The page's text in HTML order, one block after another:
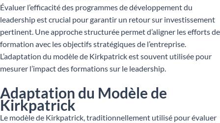
Évaluer l’efficacité des programmes de développement du
leadership est crucial pour garantir un retour sur investissement
pertinent. Une approche structurée permet d’aligner les efforts de
formation avec les objectifs stratégiques de l’entreprise.
L’adaptation du modèle de Kirkpatrick est souvent utilisée pour
mesurer l’impact des formations sur le leadership.
Adaptation du Modèle de
Kirkpatrick
Le modèle de Kirkpatrick, traditionnellement utilisé pour évaluer